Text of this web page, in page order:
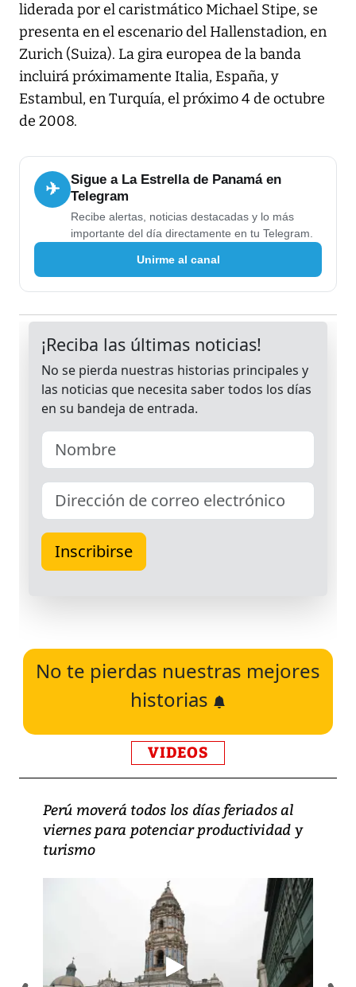
liderada por el caristmático Michael Stipe, se
presenta en el escenario del Hallenstadion, en
Zurich (Suiza). La gira europea de la banda
incluirá próximamente Italia, España, y
Estambul, en Turquía, el próximo 4 de octubre
de 2008.
✈
Sigue a La Estrella de Panamá en
Telegram
Recibe alertas, noticias destacadas y lo más
importante del día directamente en tu Telegram.
Unirme al canal
No te pierdas nuestras mejores
historias
VIDEOS
Perú moverá todos los días feriados al
viernes para potenciar productividad y
turismo